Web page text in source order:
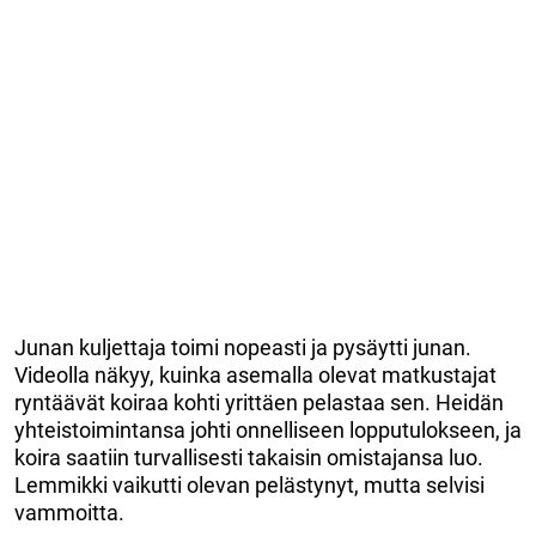
Junan kuljettaja toimi nopeasti ja pysäytti junan.
Videolla näkyy, kuinka asemalla olevat matkustajat
ryntäävät koiraa kohti yrittäen pelastaa sen. Heidän
yhteistoimintansa johti onnelliseen lopputulokseen, ja
koira saatiin turvallisesti takaisin omistajansa luo.
Lemmikki vaikutti olevan pelästynyt, mutta selvisi
vammoitta.